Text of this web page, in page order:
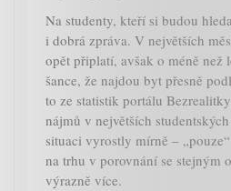
Na studenty, kteří si budou
i dobrá zpráva. V největších
opět připlatí, avšak o méně než
šance, že najdou byt přesně
to ze statistik portálu
nájmů v největších
situaci vyrostly mírně –
na trhu v porovnání se stejným
výrazně více.